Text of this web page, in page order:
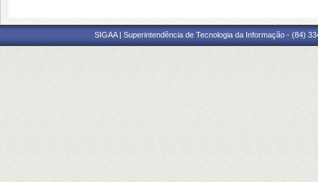
SIGAA | Superintendência de Tecnologia da Informação - (84)